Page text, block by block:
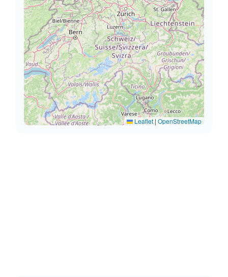
Leaflet| OpenStreetMap